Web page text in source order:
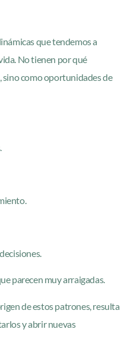
que tendemos a
No tienen por qué
sino como oportunidades de
parecen muy arraigadas.
de estos patrones, resulta
y abrir nuevas